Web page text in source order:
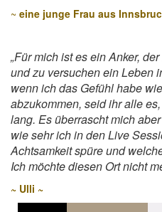
~ eine junge Frau aus
„Für mich ist es ein Anker,
und zu versuchen ein Leben
wenn ich das Gefühl habe
abzukommen, seid ihr alle
lang. Es überrascht mich
wie sehr ich in den Live
Achtsamkeit spüre und
Ich möchte diesen Ort nicht
~ Ulli ~